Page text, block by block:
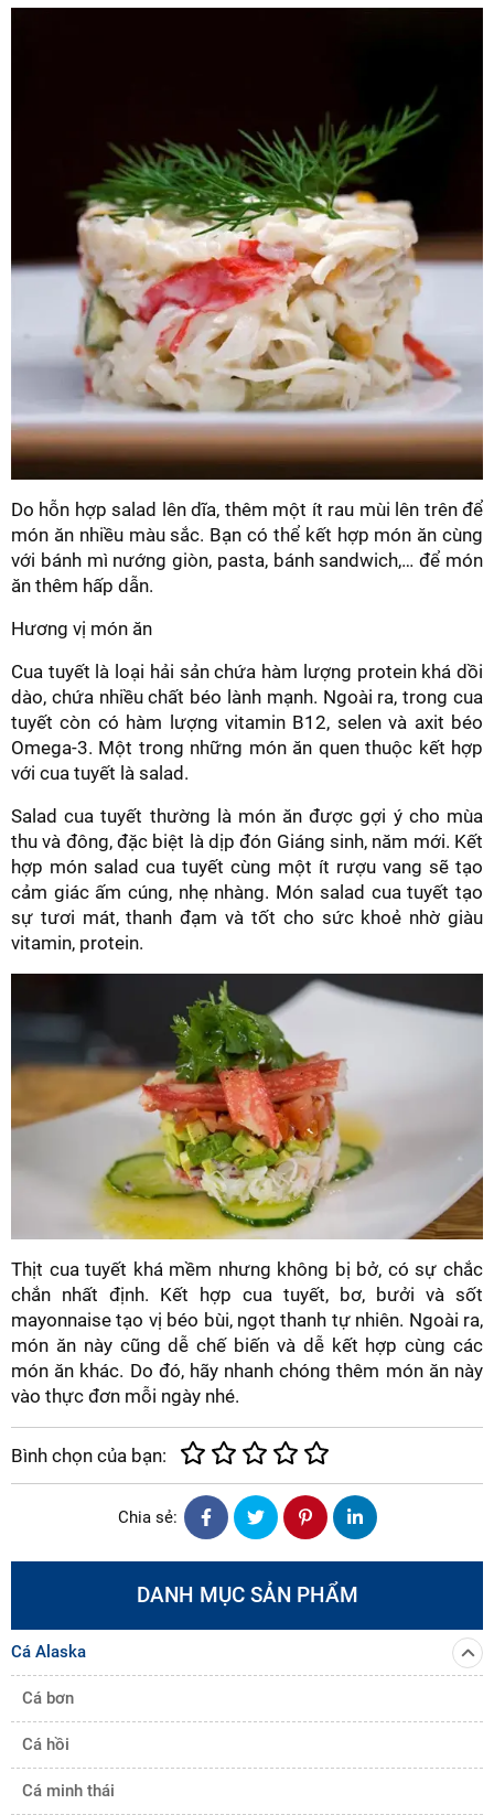
Do hỗn hợp salad lên dĩa, thêm một ít rau mùi lên trên để
món ăn nhiều màu sắc. Bạn có thể kết hợp món ăn cùng
với bánh mì nướng giòn, pasta, bánh sandwich,… để món
ăn thêm hấp dẫn.
Hương vị món ăn
Cua tuyết là loại hải sản chứa hàm lượng protein khá dồi
dào, chứa nhiều chất béo lành mạnh. Ngoài ra, trong cua
tuyết còn có hàm lượng vitamin B12, selen và axit béo
Omega-3. Một trong những món ăn quen thuộc kết hợp
với cua tuyết là salad.
Salad cua tuyết thường là món ăn được gợi ý cho mùa
thu và đông, đặc biệt là dịp đón Giáng sinh, năm mới. Kết
hợp món salad cua tuyết cùng một ít rượu vang sẽ tạo
cảm giác ấm cúng, nhẹ nhàng. Món salad cua tuyết tạo
sự tươi mát, thanh đạm và tốt cho sức khoẻ nhờ giàu
vitamin, protein.
Thịt cua tuyết khá mềm nhưng không bị bở, có sự chắc
chắn nhất định. Kết hợp cua tuyết, bơ, bưởi và sốt
mayonnaise tạo vị béo bùi, ngọt thanh tự nhiên. Ngoài ra,
món ăn này cũng dễ chế biến và dễ kết hợp cùng các
món ăn khác. Do đó, hãy nhanh chóng thêm món ăn này
vào thực đơn mỗi ngày nhé.
Bình chọn của bạn:
Chia sẻ:
DANH MỤC SẢN PHẨM
Cá Alaska
Cá bơn
Cá hồi
Cá minh thái